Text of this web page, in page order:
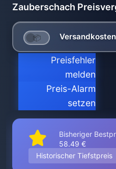
Zauberschach
Preisfehler
melden
Preis-Alarm
setzen
Bisheriger
58.49 €
Historischer Tiefstpreis